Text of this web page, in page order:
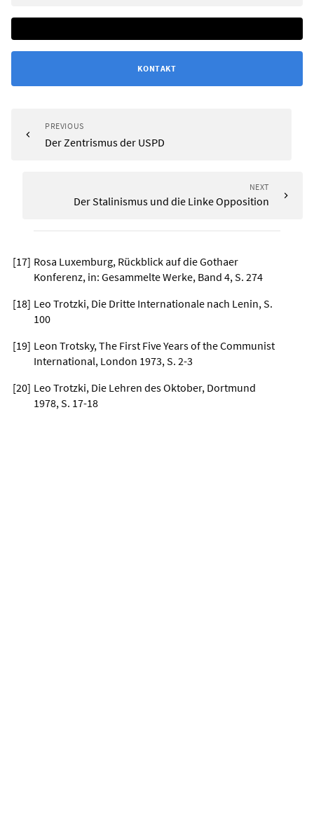
KONTAKT
PREVIOUS
Der Zentrismus der USPD
NEXT
Der Stalinismus und die Linke Opposition
[17] Rosa Luxemburg, Rückblick auf die Gothaer
Konferenz, in: Gesammelte Werke, Band 4, S. 274
[18] Leo Trotzki, Die Dritte Internationale nach Lenin, S.
100
[19] Leon Trotsky, The First Five Years of the Communist
International, London 1973, S. 2-3
[20] Leo Trotzki, Die Lehren des Oktober, Dortmund
1978, S. 17-18